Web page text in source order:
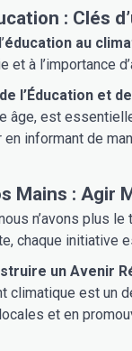
éducation au
et à l’importance
Inspirer: Rôle de
âge, est
en informant de
L’Avenir
n’avons plus le
compte, chaque
nos Forces:
climatique est un
et en